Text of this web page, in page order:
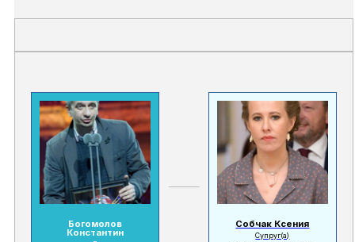
Богомолов
Константин
Собчак Ксения
Супруг(а)